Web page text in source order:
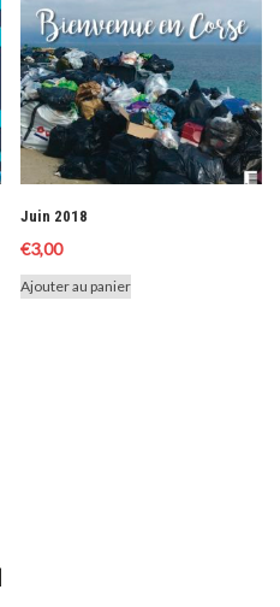
Juin 2018
€3,00
Ajouter au panier